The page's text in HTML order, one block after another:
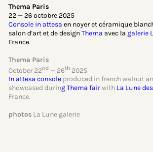
Thema Paris
22 — 26 octobre 2025
Console in attesa en noyer et céramique
salon d’art et de designThema avec la galerie
France.
Thema Paris
October 22nd — 26th 2025
In attesa console produced in french walnut
showcased duringThema fairwith La Lune
France.
photos La Lune galerie